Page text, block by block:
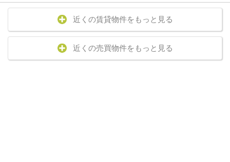
近くの賃貸物件をもっと見る
近くの売買物件をもっと見る